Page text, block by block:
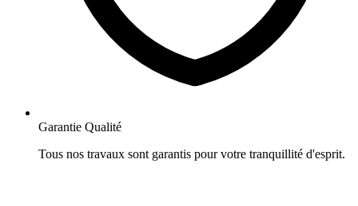
Garantie Qualité
Tous nos travaux sont garantis pour votre tranquillité d'esprit.